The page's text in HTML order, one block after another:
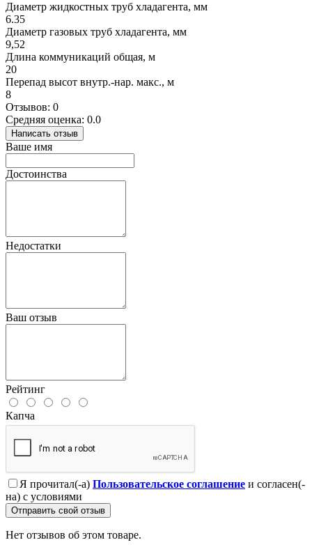
Диаметр жидкостных труб хладагента, мм
6.35
Диаметр газовых труб хладагента, мм
9,52
Длина коммуникаций общая, м
20
Перепад высот внутр.-нар. макс., м
8
Отзывов: 0
Средняя оценка: 0.0
Написать отзыв
Ваше имя
Достоинства
Недостатки
Ваш отзыв
Рейтинг
Капча
Я прочитал(-а) Пользовательское соглашение и согласен(-
на) с условиями
Отправить свой отзыв
Нет отзывов об этом товаре.